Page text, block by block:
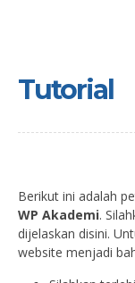
Tutorial
Berikut ini adalah
WP Akademi.
dijelaskan disini.
website menjadi